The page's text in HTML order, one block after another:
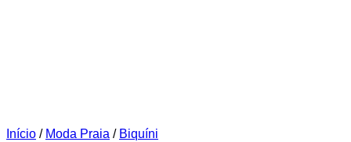
Início / Moda Praia / Biquíni